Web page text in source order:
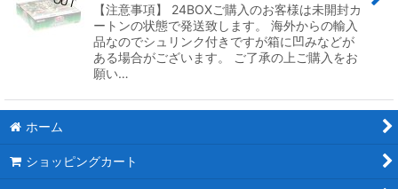
【注意事項】 24BOXご購入のお客様は未開封カ
ートンの状態で発送致します。 海外からの輸入
品なのでシュリンク付きですが箱に凹みなどが
ある場合がございます。 ご了承の上ご購入をお
願い…
ホーム
ショッピングカート